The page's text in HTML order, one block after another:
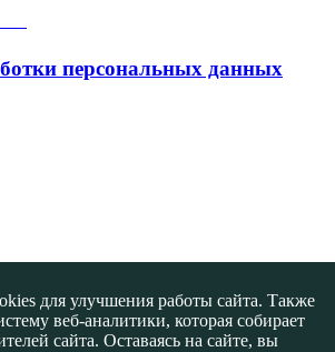
персональных данных
для улучшения работы сайта. Также
веб-аналитики, которая собирает
сайта. Оставаясь на сайте, вы